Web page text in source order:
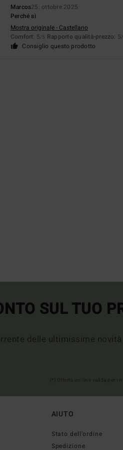
Marcos25. ottobre 2025
Perché sì
Mostra originale - Castellano
Comfort: 5/5 Rapporto qualità-prezzo: 5
Consiglio questo prodotto
SUL TUO
delle ultimissime
AIUTO
Stato dell’ordine
Spedizione